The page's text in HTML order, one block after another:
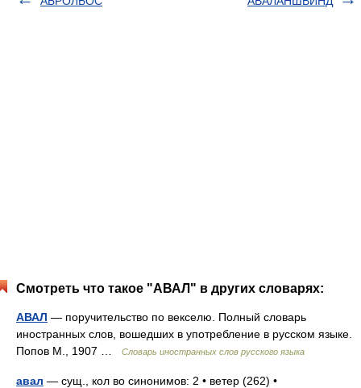
Смотреть что такое "АВАЛ" в других словарях:
АВАЛ — поручительство по векселю. Полный словарь
иностранных слов, вошедших в употребление в русском языке.
Попов М., 1907 …
Словарь иностранных слов русского языка
авал — сущ., кол во синонимов: 2 • ветер (262) •